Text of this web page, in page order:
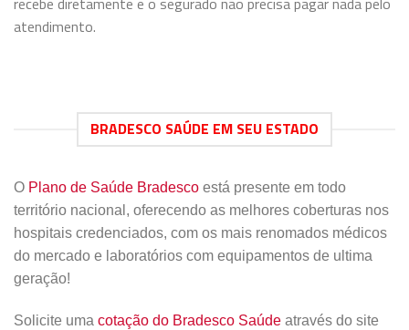
atendimento.
BRADESCO SAÚDE EM SEU ESTADO
O Plano de Saúde Bradesco está presente em todo
território nacional, oferecendo as melhores coberturas nos
hospitais credenciados, com os mais renomados médicos
do mercado e laboratórios com equipamentos de ultima
geração!
Solicite uma cotação do Bradesco Saúde através do site